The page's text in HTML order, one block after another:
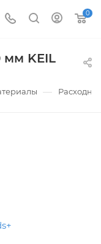
0
мм KEIL
—